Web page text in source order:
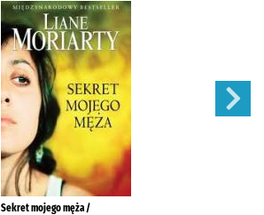
Sekret mojego męża /